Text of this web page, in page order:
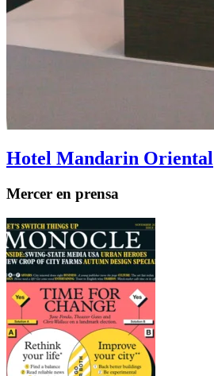
Hotel Mandarin Oriental
Mercer en prensa